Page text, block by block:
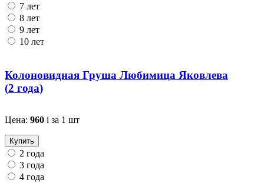
7 лет
8 лет
9 лет
10 лет
Колоновидная Груша Любимица Яковлева
(2 года)
Цена: 960 i за 1 шт
Купить
2 года
3 года
4 года